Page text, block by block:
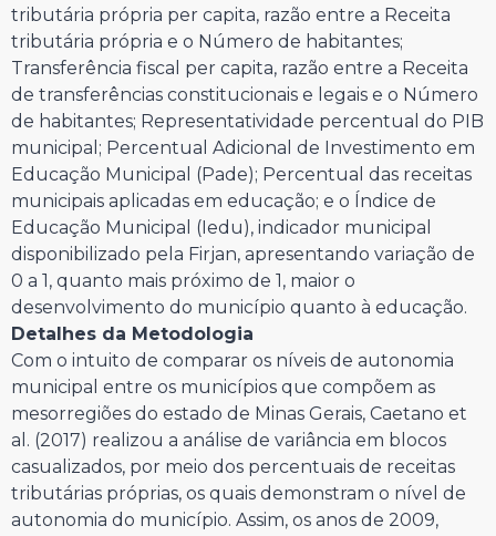
tributária própria per capita, razão entre a Receita
tributária própria e o Número de habitantes;
Transferência fiscal per capita, razão entre a Receita
de transferências constitucionais e legais e o Número
de habitantes; Representatividade percentual do PIB
municipal; Percentual Adicional de Investimento em
Educação Municipal (Pade); Percentual das receitas
municipais aplicadas em educação; e o Índice de
Educação Municipal (Iedu), indicador municipal
disponibilizado pela Firjan, apresentando variação de
0 a 1, quanto mais próximo de 1, maior o
desenvolvimento do município quanto à educação.
Detalhes da Metodologia
Com o intuito de comparar os níveis de autonomia
municipal entre os municípios que compõem as
mesorregiões do estado de Minas Gerais, Caetano et
al. (2017) realizou a análise de variância em blocos
casualizados, por meio dos percentuais de receitas
tributárias próprias, os quais demonstram o nível de
autonomia do município. Assim, os anos de 2009,